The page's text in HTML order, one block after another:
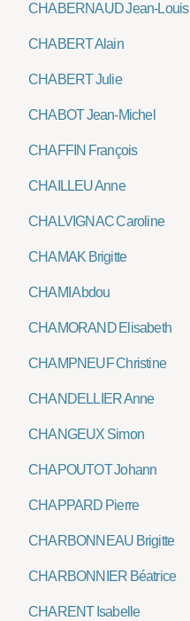
CHABERNAUD Jean-Louis
CHABERT Alain
CHABERT Julie
CHABOT Jean-Michel
CHAFFIN François
CHAILLEU Anne
CHALVIGNAC Caroline
CHAMAK Brigitte
CHAMI Abdou
CHAMORAND Elisabeth
CHAMPNEUF Christine
CHANDELLIER Anne
CHANGEUX Simon
CHAPOUTOT Johann
CHAPPARD Pierre
CHARBONNEAU Brigitte
CHARBONNIER Béatrice
CHARENT Isabelle